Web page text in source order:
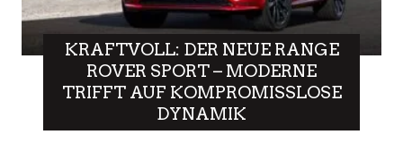
KRAFTVOLL: DER NEUE RANGE
ROVER SPORT – MODERNE
TRIFFT AUF KOMPROMISSLOSE
DYNAMIK